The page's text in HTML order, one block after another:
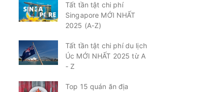
Tất tần tật chi phí
Singapore MỚI NHẤT
2025 (A-Z)
Tất tần tật chi phí du lịch
Úc MỚI NHẤT 2025 từ A
- Z
Top 15 quán ăn địa